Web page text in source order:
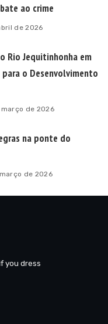
ao crime
de 2026
Rio Jequitinhonha em
o Desenvolvimento
de 2026
na ponte do
de 2026
you dress